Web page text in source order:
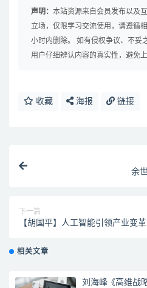
声明： 本站资源来自会员发布以及
立场，仅限学习交流使用，请遵循
小时内删除。 如有侵权争议、不妥
用户仔细辨认内容的真实性，避免上
收藏 海报 链接
余
下一篇
【胡国平】人工智能引领产业变革
相关文章
刘海峰《高维战